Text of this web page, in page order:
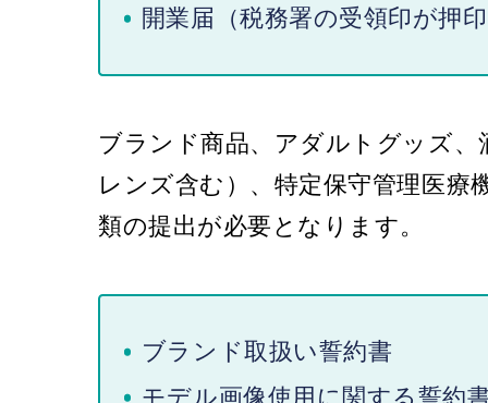
開業届（税務署の受領印が押
ブランド商品、アダルトグッズ
レンズ含む）、特定保守管理医療
類の提出が必要となります。
ブランド取扱い誓約書
モデル画像使用に関する誓約